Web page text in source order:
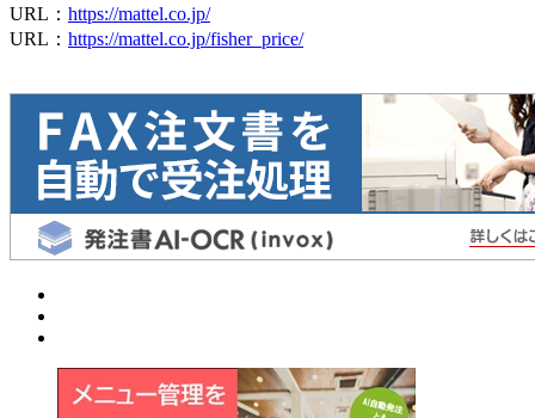
URL： https://mattel.co.jp/
URL： https://mattel.co.jp/fisher_price/